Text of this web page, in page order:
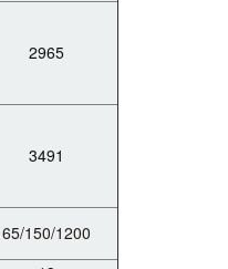
2965
3491
65/150/1200